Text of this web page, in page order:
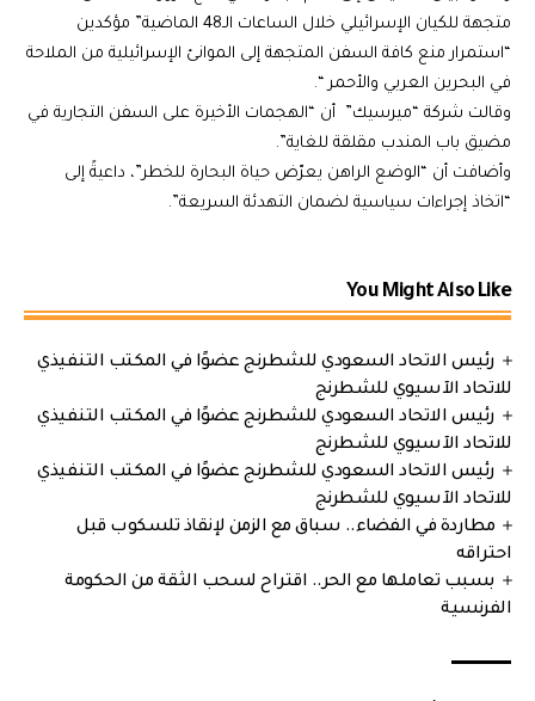
متجهة للكيان الإسرائيلي خلال الساعات الـ48 الماضية” مؤكدين
“استمرار منع كافة السفن المتجهة إلى الموانئ الإسرائيلية من الملاحة
في البحرين العربي والأحمر “.
وقالت شركة “ميرسيك” أن “الهجمات الأخيرة على السفن التجارية في
مضيق باب المندب مقلقة للغاية”.
وأضافت أن “الوضع الراهن يعرّض حياة البحارة للخطر”، داعيةً إلى
“اتخاذ إجراءات سياسية لضمان التهدئة السريعة”.
You Might Also Like
رئيس الاتحاد السعودي للشطرنج عضوًا في المكتب التنفيذي
للاتحاد الآسيوي للشطرنج
رئيس الاتحاد السعودي للشطرنج عضوًا في المكتب التنفيذي
للاتحاد الآسيوي للشطرنج
رئيس الاتحاد السعودي للشطرنج عضوًا في المكتب التنفيذي
للاتحاد الآسيوي للشطرنج
مطاردة في الفضاء.. سباق مع الزمن لإنقاذ تلسكوب قبل
احتراقه
بسبب تعاملها مع الحر.. اقتراح لسحب الثقة من الحكومة
الفرنسية